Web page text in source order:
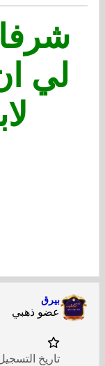
لي
بيرق
عضو ذهبي
تاريخ